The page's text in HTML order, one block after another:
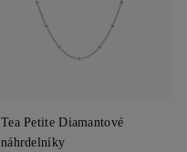
Tea Petite Diamantové
náhrdelníky